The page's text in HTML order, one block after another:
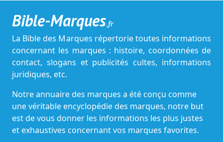
Bible-Marques.fr
La Bible des Marques répertorie toutes informations
concernant les marques : histoire, coordonnées de
contact, slogans et publicités cultes, informations
juridiques, etc.
Notre annuaire des marques a été conçu comme
une véritable encyclopédie des marques, notre but
est de vous donner les informations les plus justes
et exhaustives concernant vos marques favorites.